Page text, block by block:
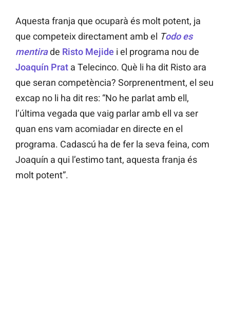
Aquesta franja que ocuparà és molt potent, ja
que competeix directament amb el Todo es
mentirade Risto Mejide i el programa nou de
Joaquín Prat a Telecinco. Què li ha dit Risto ara
que seran competència? Sorprenentment, el seu
excap no li ha dit res: “No he parlat amb ell,
l’última vegada que vaig parlar amb ell va ser
quan ens vam acomiadar en directe en el
programa. Cadascú ha de fer la seva feina, com
Joaquín a qui l’estimo tant, aquesta franja és
molt potent”.